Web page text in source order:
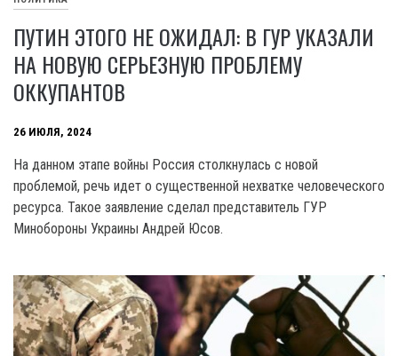
ПУТИН ЭТОГО НЕ ОЖИДАЛ: В ГУР УКАЗАЛИ
НА НОВУЮ СЕРЬЕЗНУЮ ПРОБЛЕМУ
ОККУПАНТОВ
26 ИЮЛЯ, 2024
На данном этапе войны Россия столкнулась с новой
проблемой, речь идет о существенной нехватке человеческого
ресурса. Такое заявление сделал представитель ГУР
Минобороны Украины Андрей Юсов.